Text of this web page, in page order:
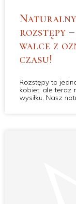
rozstępy
walce z
czasu!
Rozstępy to
kobiet, ale teraz
wysiłku. Nasz